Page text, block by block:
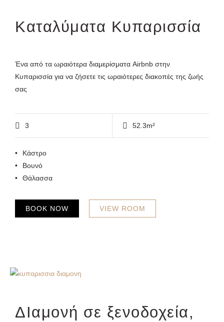
Καταλύματα Κυπαρισσία
Ένα από τα ωραιότερα διαμερίσματα Airbnb στην
Κυπαρισσία για να ζήσετε τις ωραιότερες διακοπές της ζωής
σας
3 52.3m²
Κάστρο
Βουνό
Θάλασσα
VIEW ROOM
BOOK NOW
ΔΙαμονή σε ξενοδοχεία,